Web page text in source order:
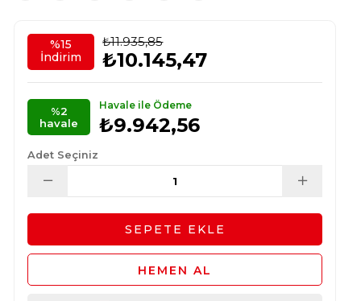
%15
İndirim
₺11.935,85
₺10.145,47
Havale ile Ödeme
₺9.942,56
%2
havale
Adet Seçiniz